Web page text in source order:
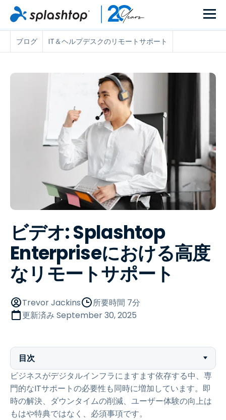
ブログ IT＆ヘルプデスクのリモートサポート
ビデオ: Splashtop
Enterpriseにおける高度
なリモートサポート
Trevor Jackins
所要時間 7分
更新済み September 30, 2025
目次
ビジネスがデジタルインフラにますます依存する中、専
門的なITサポートの必要性も同時に増加しています。即
時の解決、ダウンタイムの削減、ユーザー体験の向上は
もはや特典ではなく、必須事項です。